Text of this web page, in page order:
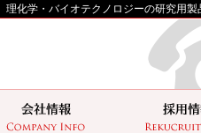
理化学・バイオテクノロジーの研究用製